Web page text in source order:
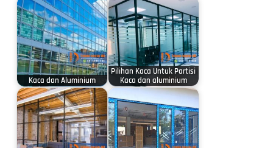
Kaca dan Aluminium
Pilihan Kaca Untuk Partisi
Kaca dan aluminium